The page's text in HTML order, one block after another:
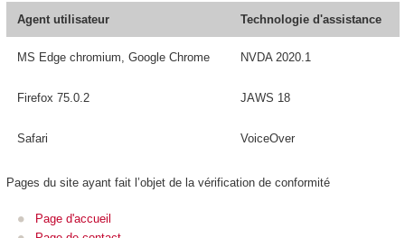
Agent utilisateur
Technologie d'assistance
MS Edge chromium, Google Chrome NVDA 2020.1
Firefox 75.0.2 JAWS 18
Safari VoiceOver
Pages du site ayant fait l’objet de la vérification de conformité
Page d'accueil